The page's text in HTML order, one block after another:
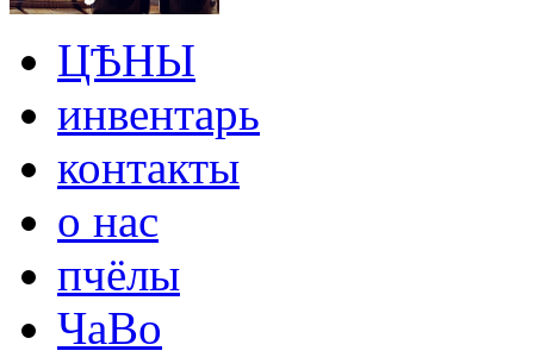
ЦѢНЫ
инвентарь
контакты
о нас
пчёлы
ЧаВо